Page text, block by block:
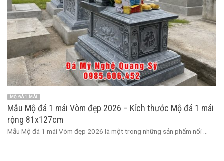
MỘ ĐÁ 1 MÁI
Mẫu Mộ đá 1 mái Vòm đẹp 2026 – Kích thước Mộ đá 1 mái
rộng 81x127cm
Mẫu Mộ đá 1 mái Vòm đẹp 2026 là một trong những sản phẩm nổi ...